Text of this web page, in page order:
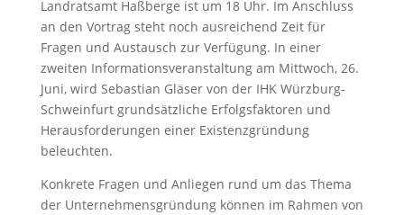
Landratsamt Haßberge ist um 18 Uhr. Im Anschluss
an den Vortrag steht noch ausreichend Zeit für
Fragen und Austausch zur Verfügung. In einer
zweiten Informationsveranstaltung am Mittwoch, 26.
Juni, wird Sebastian Gläser von der IHK Würzburg-
Schweinfurt grundsätzliche Erfolgsfaktoren und
Herausforderungen einer Existenzgründung
beleuchten.
Konkrete Fragen und Anliegen rund um das Thema
der Unternehmensgründung können im Rahmen von